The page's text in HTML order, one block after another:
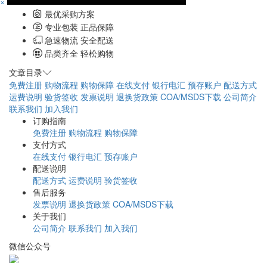
最优采购方案
专业包装 正品保障
品类齐全 轻松购物
文章目录
免费注册 购物流程
运费说明 验货签收
联系我们 加入我们
订购指南
免费注册 购物流程 购物保障
支付方式
在线支付 银行电汇 预存账户
配送说明
配送方式 运费说明 验货签收
售后服务
发票说明 退换货政策 COA/MSDS下载
关于我们
公司简介